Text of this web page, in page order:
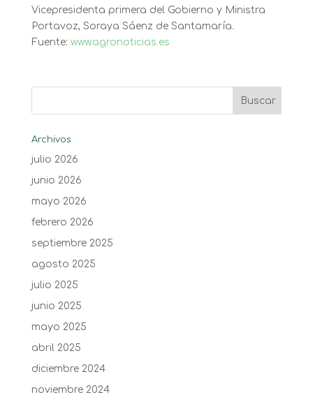
Vicepresidenta primera del Gobierno y Ministra
Portavoz, Soraya Sáenz de Santamaría.
Fuente: www.agronoticias.es
Archivos
julio 2026
junio 2026
mayo 2026
febrero 2026
septiembre 2025
agosto 2025
julio 2025
junio 2025
mayo 2025
abril 2025
diciembre 2024
noviembre 2024